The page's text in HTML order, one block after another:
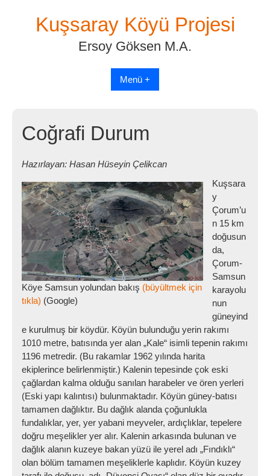
Kuşsaray Köyü Projesi
Ersoy Göksen M.A.
Menü +
Coğrafi Durum
Hazırlayan: Hasan Hüseyin Çelikcan
Köye Samsun yolundan bakış (büyültmek için
tıkla) (Google)
Kuşsara
y
Çorum’u
n 15 km
doğusun
da,
Çorum-
Samsun
karayolu
nun
güneyind
e kurulmuş bir köydür. Köyün bulunduğu yerin rakımı
1010 metre, batısında yer alan „Kale“ isimli tepenin rakımı
1196 metredir. (Bu rakamlar 1962 yılında harita
ekiplerince belirlenmiştir.) Kalenin tepesinde çok eski
çağlardan kalma olduğu sanılan harabeler ve ören yerleri
(Eski yapı kalıntısı) bulunmaktadır. Köyün güney-batısı
tamamen dağlıktır. Bu dağlık alanda çoğunlukla
fundalıklar, yer, yer yabani meyveler, ardıçlıklar, tepelere
doğru meşelikler yer alır. Kalenin arkasında bulunan ve
dağlık alanın kuzeye bakan yüzü ile yerel adı „Fındıklı“
olan bölüm tamamen meşeliklerle kaplıdır. Köyün kuzey